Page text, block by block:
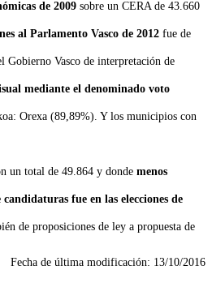
de 2009 sobre un CERA de 43.660
al Parlamento Vasco de 2012 fue de
Gobierno Vasco de interpretación de
mediante el denominado voto
Orexa (89,89%). Y los municipios con
un total de 49.864 y donde menos
fue en las elecciones de
de proposiciones de ley a propuesta de
Fecha de última modificación: 13/10/2016